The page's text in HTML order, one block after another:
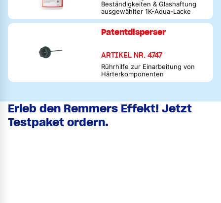
Beständigkeiten & Glashaftung
ausgewählter 1K-Aqua-Lacke
Patentdisperser
ARTIKEL NR. 4747
Rührhilfe zur Einarbeitung von
Härterkomponenten
Erleb den Remmers Effekt! Jetzt
Testpaket ordern.